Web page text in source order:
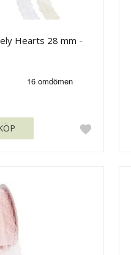
Hearts 28 mm -